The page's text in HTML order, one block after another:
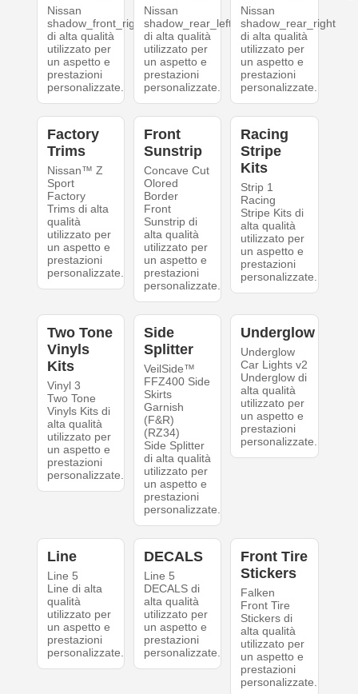
Nissan
shadow_front_right
di alta qualità
utilizzato per
un aspetto e
prestazioni
personalizzate.
Nissan
shadow_rear_left
di alta qualità
utilizzato per
un aspetto e
prestazioni
personalizzate.
Nissan
shadow_rear_right
di alta qualità
utilizzato per
un aspetto e
prestazioni
personalizzate.
Factory
Trims
Nissan™ Z
Sport
Factory
Trims di alta
qualità
utilizzato per
un aspetto e
prestazioni
personalizzate.
Front
Sunstrip
Concave Cut
Olored
Border
Front
Sunstrip di
alta qualità
utilizzato per
un aspetto e
prestazioni
personalizzate.
Racing
Stripe
Kits
Strip 1
Racing
Stripe Kits di
alta qualità
utilizzato per
un aspetto e
prestazioni
personalizzate.
Two Tone
Vinyls
Kits
Vinyl 3
Two Tone
Vinyls Kits di
alta qualità
utilizzato per
un aspetto e
prestazioni
personalizzate.
Side
Splitter
VeilSide™
FFZ400 Side
Skirts
Garnish
(F&R)
(RZ34)
Side Splitter
di alta qualità
utilizzato per
un aspetto e
prestazioni
personalizzate.
Underglow
Underglow
Car Lights v2
Underglow di
alta qualità
utilizzato per
un aspetto e
prestazioni
personalizzate.
Line
Line 5
Line di alta
qualità
utilizzato per
un aspetto e
prestazioni
personalizzate.
DECALS
Line 5
DECALS di
alta qualità
utilizzato per
un aspetto e
prestazioni
personalizzate.
Front Tire
Stickers
Falken
Front Tire
Stickers di
alta qualità
utilizzato per
un aspetto e
prestazioni
personalizzate.